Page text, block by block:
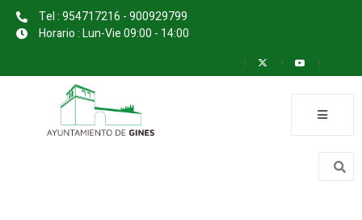
Tel : 954717216 - 900929799
Horario : Lun-Vie 09:00 - 14:00